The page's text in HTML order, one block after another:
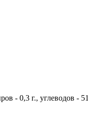
- 0,3 г., углеводов -